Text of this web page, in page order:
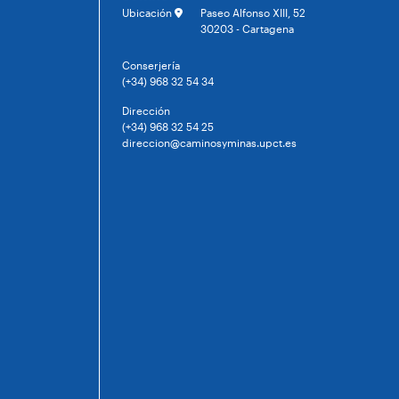
Ubicación
Paseo Alfonso XIII, 52
30203 - Cartagena
Conserjería
(+34) 968 32 54 34
Dirección
(+34) 968 32 54 25
direccion@caminosyminas.upct.es